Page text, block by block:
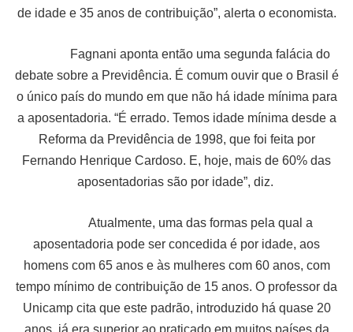
de idade e 35 anos de contribuição”, alerta o economista.
Fagnani aponta então uma segunda falácia do
debate sobre a Previdência. É comum ouvir que o Brasil é
o único país do mundo em que não há idade mínima para
a aposentadoria. “É errado. Temos idade mínima desde a
Reforma da Previdência de 1998, que foi feita por
Fernando Henrique Cardoso. E, hoje, mais de 60% das
aposentadorias são por idade”, diz.
Atualmente, uma das formas pela qual a
aposentadoria pode ser concedida é por idade, aos
homens com 65 anos e às mulheres com 60 anos, com
tempo mínimo de contribuição de 15 anos. O professor da
Unicamp cita que este padrão, introduzido há quase 20